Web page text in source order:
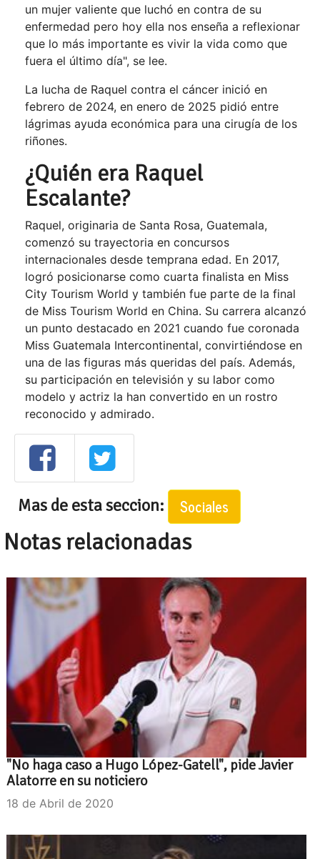
un mujer valiente que luchó en contra de su
enfermedad pero hoy ella nos enseña a reflexionar
que lo más importante es vivir la vida como que
fuera el último día", se lee.
La lucha de Raquel contra el cáncer inició en
febrero de 2024, en enero de 2025 pidió entre
lágrimas ayuda económica para una cirugía de los
riñones.
¿Quién era Raquel
Escalante?
Raquel, originaria de Santa Rosa, Guatemala,
comenzó su trayectoria en concursos
internacionales desde temprana edad. En 2017,
logró posicionarse como cuarta finalista en Miss
City Tourism World y también fue parte de la final
de Miss Tourism World en China. Su carrera alcanzó
un punto destacado en 2021 cuando fue coronada
Miss Guatemala Intercontinental, convirtiéndose en
una de las figuras más queridas del país. Además,
su participación en televisión y su labor como
modelo y actriz la han convertido en un rostro
reconocido y admirado.
Mas de esta seccion: Sociales
Notas relacionadas
"No haga caso a Hugo López-Gatell", pide Javier
Alatorre en su noticiero
18 de Abril de 2020